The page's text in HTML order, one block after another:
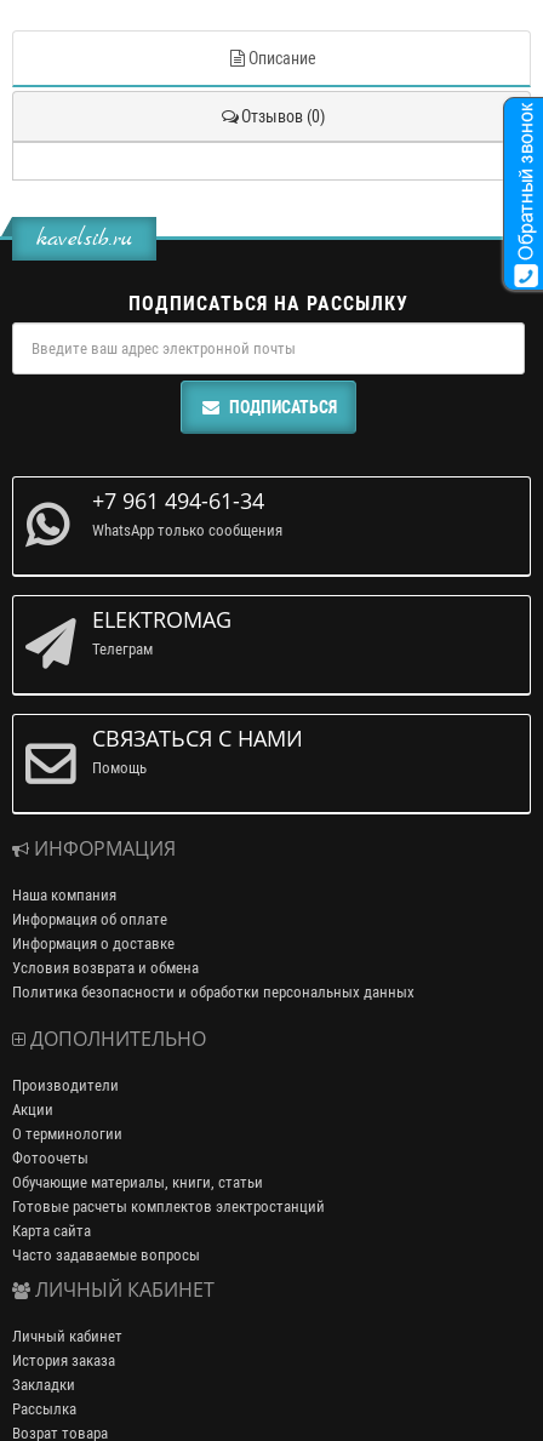
Описание
Отзывов (0)
kavelsib.ru
ПОДПИСАТЬСЯ НА РАССЫЛКУ
ПОДПИСАТЬСЯ
+7 961 494-61-34
WhatsApp только сообщения
ELEKTROMAG
Телеграм
СВЯЗАТЬСЯ С НАМИ
Помощь
ИНФОРМАЦИЯ
Наша компания
Информация об оплате
Информация о доставке
Условия возврата и обмена
Политика безопасности и обработки персональных данных
ДОПОЛНИТЕЛЬНО
Производители
Акции
О терминологии
Фотоочеты
Обучающие материалы, книги, статьи
Готовые расчеты комплектов электростанций
Карта сайта
Часто задаваемые вопросы
ЛИЧНЫЙ КАБИНЕТ
Личный кабинет
История заказа
Закладки
Рассылка
Возрат товара